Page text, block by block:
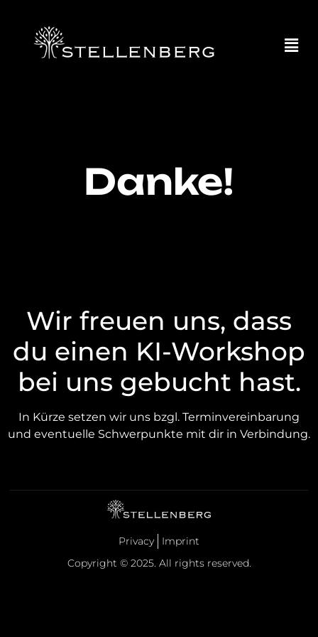
Danke!
Wir freuen uns, dass
du einen KI-Workshop
bei uns gebucht hast.
In Kürze setzen wir uns bzgl. Terminvereinbarung
und eventuelle Schwerpunkte mit dir in Verbindung.
Privacy
Imprint
Copyright © 2025. All rights reserved.